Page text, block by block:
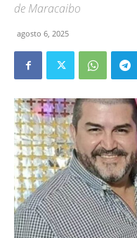
de Maracaibo
agosto 6, 2025